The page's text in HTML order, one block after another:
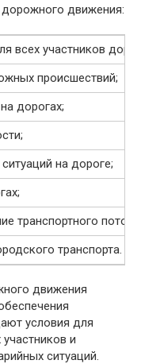
движения:
всех участников
происшествий;
дорогах;
на дороге;
транспортного
транспорта.
движения
условия для
и
ситуаций.